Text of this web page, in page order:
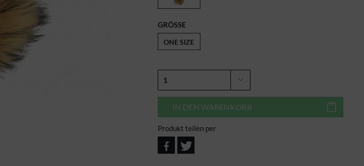
GRÖSSE
ONE SIZE
IN DEN WARENKORB
Produkt teilen per